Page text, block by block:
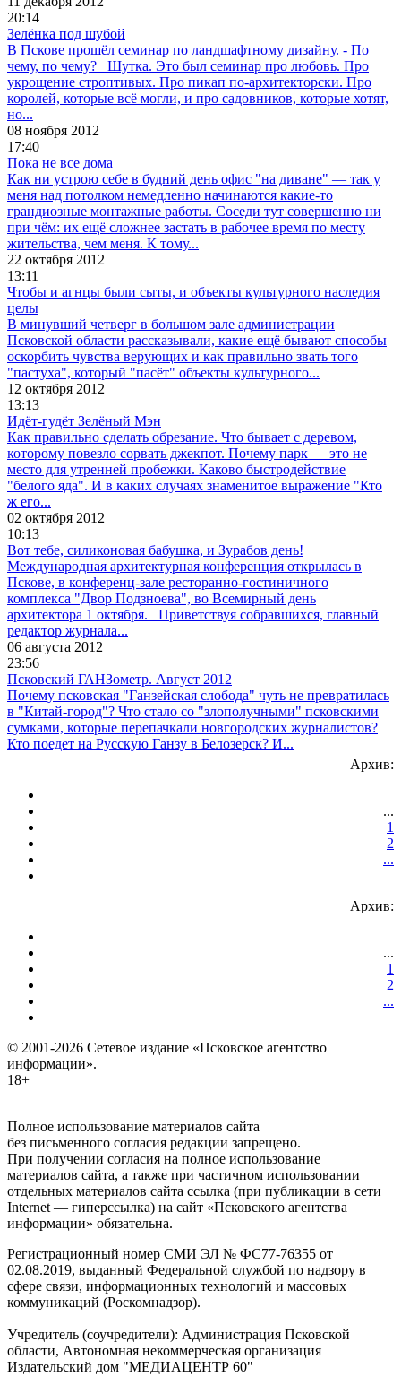
20:14
Зелёнка под шубой
В Пскове прошёл семинар по ландшафтному дизайну. - По
чему, по чему? Шутка. Это был семинар про любовь. Про
укрощение строптивых. Про пикап по-архитекторски. Про
королей, которые всё могли, и про садовников, которые хотят,
но...
08 ноября 2012
17:40
Пока не все дома
Как ни устрою себе в будний день офис "на диване" — так у
меня над потолком немедленно начинаются какие-то
грандиозные монтажные работы. Соседи тут совершенно ни
при чём: их ещё сложнее застать в рабочее время по месту
жительства, чем меня. К тому...
22 октября 2012
13:11
Чтобы и агнцы были сыты, и объекты культурного наследия
целы
В минувший четверг в большом зале администрации
Псковской области рассказывали, какие ещё бывают способы
оскорбить чувства верующих и как правильно звать того
"пастуха", который "пасёт" объекты культурного...
12 октября 2012
13:13
Идёт-гудёт Зелёный Мэн
Как правильно сделать обрезание. Что бывает с деревом,
которому повезло сорвать джекпот. Почему парк — это не
место для утренней пробежки. Каково быстродействие
"белого яда". И в каких случаях знаменитое выражение "Кто
ж его...
02 октября 2012
10:13
Вот тебе, силиконовая бабушка, и Зурабов день!
Международная архитектурная конференция открылась в
Пскове, в конференц-зале ресторанно-гостиничного
комплекса "Двор Подзноева", во Всемирный день
архитектора 1 октября. Приветствуя собравшихся, главный
редактор журнала...
06 августа 2012
23:56
Псковский ГАНЗометр. Август 2012
Почему псковская "Ганзейская слобода" чуть не превратилась
в "Китай-город"? Что стало со "злополучными" псковскими
сумками, которые перепачкали новгородских журналистов?
Кто поедет на Русскую Ганзу в Белозерск? И...
Архив:
...
1
2
...
Архив:
...
1
2
...
© 2001-2026 Сетевое издание «Псковское агентство
информации».
18+
Полное использование материалов сайта
без письменного согласия редакции запрещено.
При получении согласия на полное использование
материалов сайта, а также при частичном использовании
отдельных материалов сайта ссылка (при публикации в сети
Internet — гиперссылка) на сайт «Псковского агентства
информации» обязательна.
Регистрационный номер СМИ ЭЛ № ФС77-76355 от
02.08.2019, выданный Федеральной службой по надзору в
сфере связи, информационных технологий и массовых
коммуникаций (Роскомнадзор).
Учредитель (соучредители): Администрация Псковской
области, Автономная некоммерческая организация
Издательский дом "МЕДИАЦЕНТР 60"